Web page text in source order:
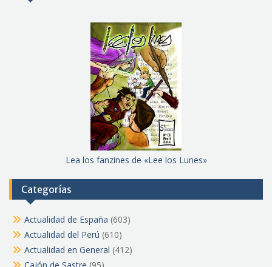
Lea los fanzines de «Lee los Lunes»
Categorías
Actualidad de España (603)
Actualidad del Perú (610)
Actualidad en General (412)